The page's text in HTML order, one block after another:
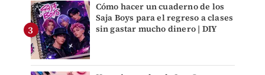
Cómo hacer un cuaderno de los
Saja Boys para el regreso a clases
sin gastar mucho dinero | DIY